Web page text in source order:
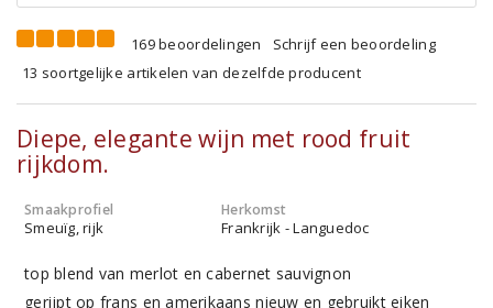
169 beoordelingen
Schrijf een beoordeling
13 soortgelijke artikelen van dezelfde producent
Diepe, elegante wijn met rood fruit
rijkdom.
Smaakprofiel
Smeuïg, rijk
Herkomst
Frankrijk - Languedoc
top blend van merlot en cabernet sauvignon
gerijpt op frans en amerikaans nieuw en gebruikt eiken